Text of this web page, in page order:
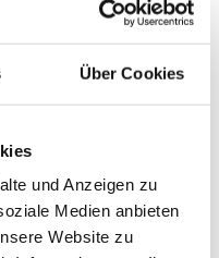
Über Cookies
und Anzeigen zu
Medien anbieten
Website zu